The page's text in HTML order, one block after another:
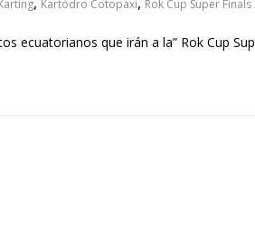
Kartódro Cotopaxi Rok Cup Super
ecuatorianos que irán a la” Rok Cup